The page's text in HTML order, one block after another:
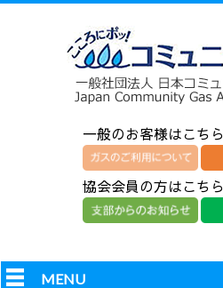
一般のお客様はこちら
協会会員の方はこちら
MENU